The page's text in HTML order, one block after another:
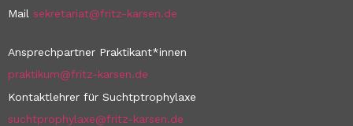
Mail sekretariat@fritz-karsen.de
Ansprechpartner Praktikant*innen
praktikum@fritz-karsen.de
Kontaktlehrer für Suchtptrophylaxe
suchtprophylaxe@fritz-karsen.de